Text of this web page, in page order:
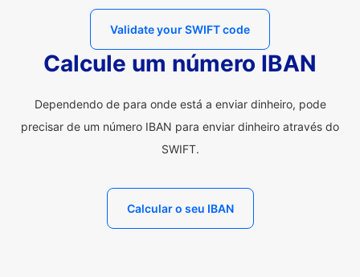
Validate your SWIFT code
Calcule um número IBAN
Dependendo de para onde está a enviar dinheiro, pode
precisar de um número IBAN para enviar dinheiro através do
SWIFT.
Calcular o seu IBAN